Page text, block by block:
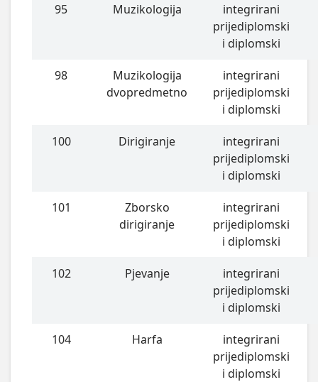
95 Muzikologija
integrirani
prijediplomski
i diplomski
98
Muzikologija
dvopredmetno
integrirani
prijediplomski
i diplomski
100 Dirigiranje
integrirani
prijediplomski
i diplomski
101
Zborsko
dirigiranje
integrirani
prijediplomski
i diplomski
102 Pjevanje
integrirani
prijediplomski
i diplomski
104 Harfa
integrirani
prijediplomski
i diplomski